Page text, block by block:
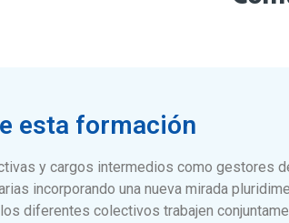
esta formación
y cargos intermedios como gestores
incorporando una nueva mirada
diferentes colectivos trabajen